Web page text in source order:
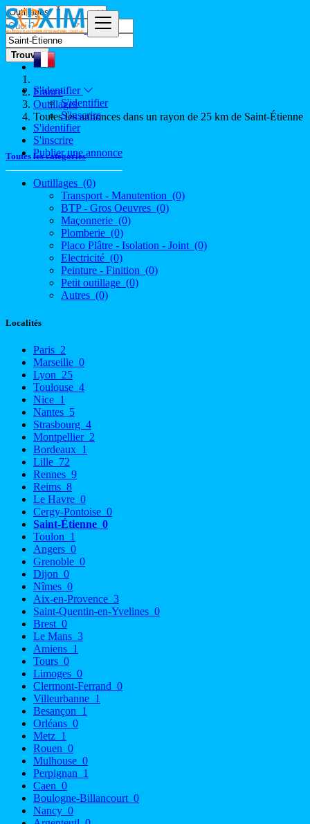
S'identifier
S'identifier
S'inscrire
S'identifier
S'inscrire
Publier une annonce
Trouver
France
Outillages
Toutes les annonces dans un rayon de 25 km de Saint-Étienne
Toutes les catégories
Outillages (0)
Transport - Manutention (0)
BTP - Gros Oeuvres (0)
Maçonnerie (0)
Plomberie (0)
Placo Plâtre - Isolation - Joint (0)
Electricité (0)
Peinture - Finition (0)
Petit outillage (0)
Autres (0)
Localités
Paris 2
Marseille 0
Lyon 25
Toulouse 4
Nice 1
Nantes 5
Strasbourg 4
Montpellier 2
Bordeaux 1
Lille 72
Rennes 9
Reims 8
Le Havre 0
Cergy-Pontoise 0
Saint-Étienne 0
Toulon 1
Angers 0
Grenoble 0
Dijon 0
Nîmes 0
Aix-en-Provence 3
Saint-Quentin-en-Yvelines 0
Brest 0
Le Mans 3
Amiens 1
Tours 0
Limoges 0
Clermont-Ferrand 0
Villeurbanne 1
Besançon 1
Orléans 0
Metz 1
Rouen 0
Mulhouse 0
Perpignan 1
Caen 0
Boulogne-Billancourt 0
Nancy 0